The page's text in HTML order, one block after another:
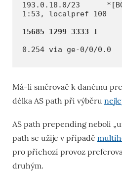
193.0.18.0/23
1:53, localpref 100
15685 1299 3333 I
Má-li směrovač k danému
délka AS path při výběru
AS path prepending neboli
path se užije v případě
pro příchozí provoz
druhým.